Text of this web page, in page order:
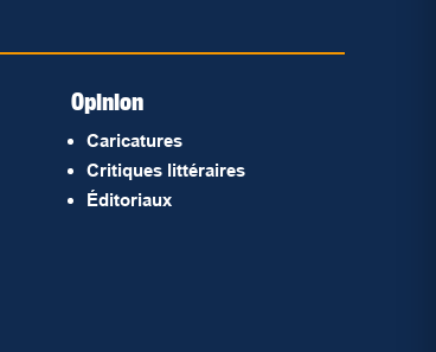
Opinion
Caricatures
Critiques littéraires
Éditoriaux